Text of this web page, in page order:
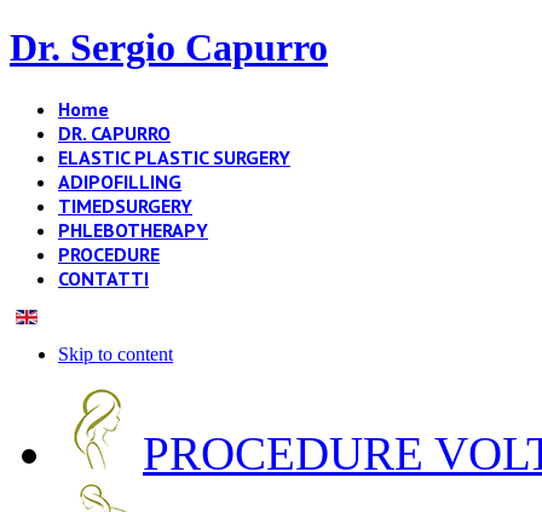
Dr. Sergio Capurro
Home
DR. CAPURRO
ELASTIC PLASTIC SURGERY
ADIPOFILLING
TIMEDSURGERY
PHLEBOTHERAPY
PROCEDURE
CONTATTI
Skip to content
PROCEDURE